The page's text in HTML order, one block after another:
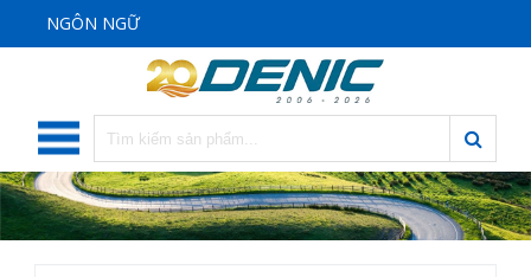
NGÔN NGỮ